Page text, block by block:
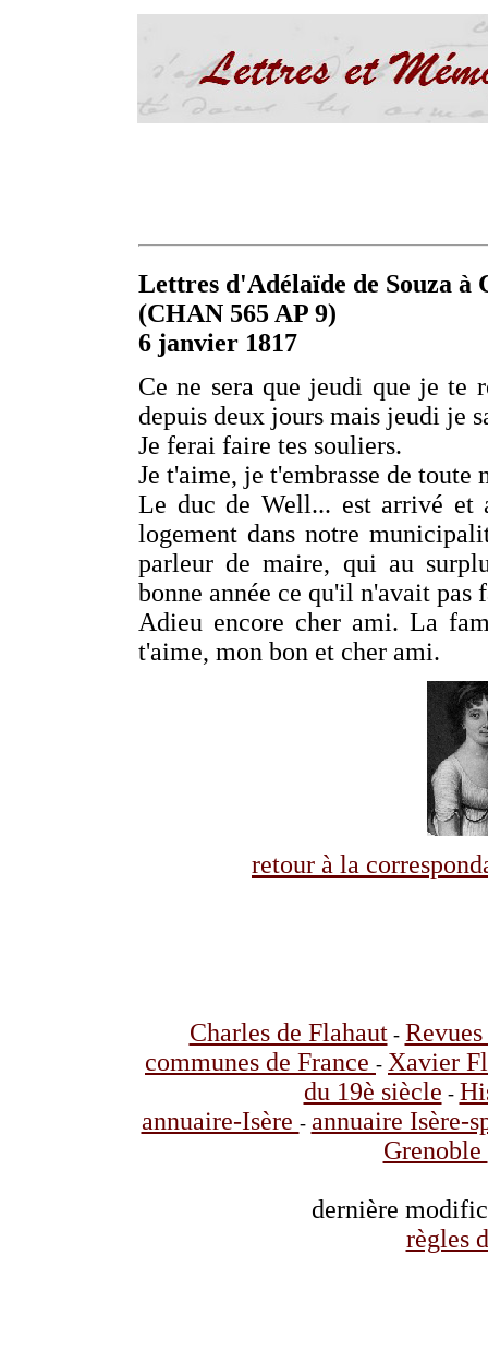
Lettres d'Adélaïde de Souza à
(CHAN 565 AP 9)
6 janvier 1817
Ce ne sera que jeudi que je
depuis deux jours mais jeudi je
Je ferai faire tes souliers.
Je t'aime, je t'embrasse de toute
Le duc de Well... est arrivé
logement dans notre
parleur de maire, qui au
bonne année ce qu'il n'avait pas
Adieu encore cher ami. La
t'aime, mon bon et cher ami.
retour à la
Charles de Flahaut-
communes de France - Xavier
du 19è siècle -
annuaire-Isère - annuaire Isère-
Grenoble
dernière
règles